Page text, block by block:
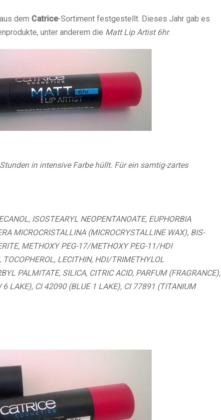
dem Catrice-Sortiment festgestellt. Dieses Jahr gab es
unter anderem die Matt Lip Artist 6hr.
in intensive Farbe hüllt. Für ein samtig-zartes
ISOSTEARYL NEOPENTANOATE, EUPHORBIA
MICROCRISTALLINA (MICROCRYSTALLINE WAX), BIS-
METHOXY PEG-17/METHOXY PEG-11/HDI
TOCOPHEROL, LECITHIN, HDI/TRIMETHYLOL
PALMITATE, SILICA, CITRIC ACID, PARFUM (FRAGRANCE),
LAKE), CI 42090 (BLUE 1 LAKE), CI 77891 (TITANIUM